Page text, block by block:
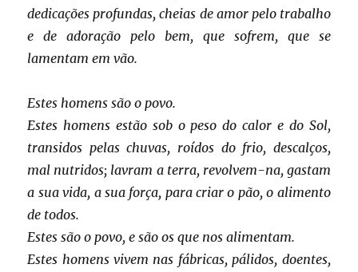
dedicações profundas, cheias de amor pelo trabalho
e de adoração pelo bem, que sofrem, que se
lamentam em vão.
Estes homens são o povo.
Estes homens estão sob o peso do calor e do Sol,
transidos pelas chuvas, roídos do frio, descalços,
mal nutridos; lavram a terra, revolvem-na, gastam
a sua vida, a sua força, para criar o pão, o alimento
de todos.
Estes são o povo, e são os que nos alimentam.
Estes homens vivem nas fábricas, pálidos, doentes,